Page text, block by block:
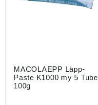
Werkzeugstandzeit
dnung ((EU) 2023/998):
MACOLAEPP abrasive
GmbH, Industriestraße
MACOLAEPP Läpp-
Paste K1000 my 5 Tube
100g